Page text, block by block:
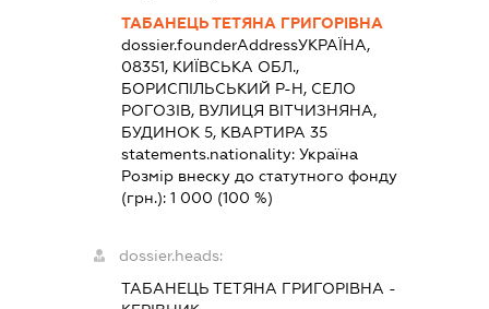
ТАБАНЕЦЬ ТЕТЯНА ГРИГОРІВНА
dossier.founderAddressУКРАЇНА,
08351, КИЇВСЬКА ОБЛ.,
БОРИСПІЛЬСЬКИЙ Р-Н, СЕЛО
РОГОЗІВ, ВУЛИЦЯ ВІТЧИЗНЯНА,
БУДИНОК 5, КВАРТИРА 35
statements.nationality:Україна
Розмір внеску до статутного фонду
(грн.):1 000 (100 %)
dossier.heads:
ТАБАНЕЦЬ ТЕТЯНА ГРИГОРІВНА -